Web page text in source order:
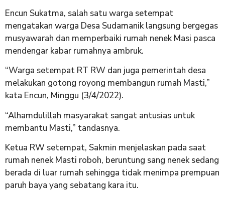
Encun Sukatma, salah satu warga setempat
mengatakan warga Desa Sudamanik langsung bergegas
musyawarah dan memperbaiki rumah nenek Masi pasca
mendengar kabar rumahnya ambruk.
“Warga setempat RT RW dan juga pemerintah desa
melakukan gotong royong membangun rumah Masti,”
kata Encun, Minggu (3/4/2022).
“Alhamdulillah masyarakat sangat antusias untuk
membantu Masti,” tandasnya.
Ketua RW setempat, Sakmin menjelaskan pada saat
rumah nenek Masti roboh, beruntung sang nenek sedang
berada di luar rumah sehingga tidak menimpa prempuan
paruh baya yang sebatang kara itu.